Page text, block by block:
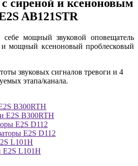
сиреной и ксеноновым
AB121STR
себе мощный звуковой оповещатель
мощный ксеноновый проблесковый
звуковых сигналов тревоги и 4
этапа/канала.
B300RTH
E2S D112
L101H